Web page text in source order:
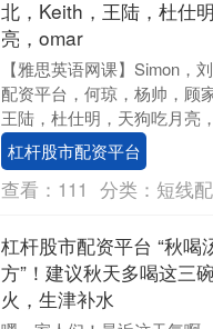
北，Keith，王陆，杜仕
亮，omar
【雅思英语网课】Simon，
配资平台，何琼，杨帅，顾
王陆，杜仕明，天狗吃月亮
（王陆语料库）｜阅读（刘
杠杆股市配资平台
查看： 111 分类： 短线
杠杆股市配资平台 “秋喝
方”！建议秋天多喝这三
火，生津补水